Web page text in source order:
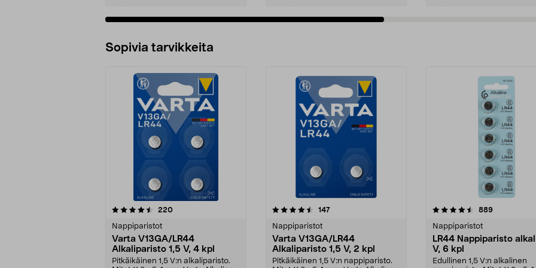
Sopivia tarvikkeita
220arvostelut
Nappiparistot
Varta V13GA/LR44
Alkaliparisto 1,5 V, 4 kpl
Pitkäikäinen 1,5 V:n alkaliparisto.
4.5viidestä
147arvostelut
Nappiparistot
Varta V13GA/LR44
Alkaliparisto 1,5 V, 2 kpl
Pitkäikäinen 1,5 V:n nappiparisto.
4.5viidestä
889arvostelut
Nappiparistot
LR44 Nappiparisto
V, 6 kpl
Edullinen 1,5 V:n alkalinen